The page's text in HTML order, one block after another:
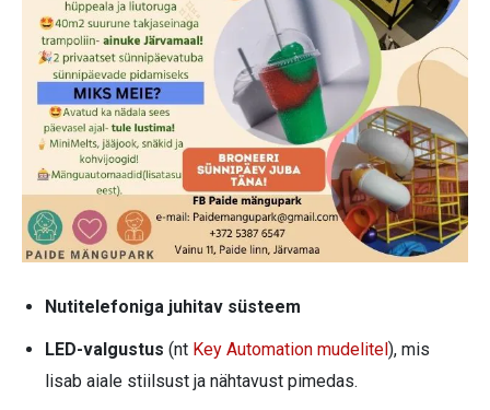
Nutitelefoniga juhitav süsteem
LED-valgustus (nt Key Automation mudelitel ), mis
lisab aiale stiilsust ja nähtavust pimedas.